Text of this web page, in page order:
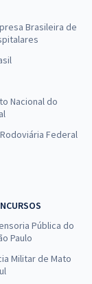
Brasileira de
Nacional do
Federal
Pública do
Paulo
Militar de Mato